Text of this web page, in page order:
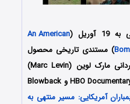
(
An American
) مستندی تاریخی محصول
سال 2024 کشور آمریکا به کارگردانی مارک لوین (Marc Levin)
است که توسط دو کمپانی HBO Documentary Films و Blowback
آمریکایی: مسیر منتهی به